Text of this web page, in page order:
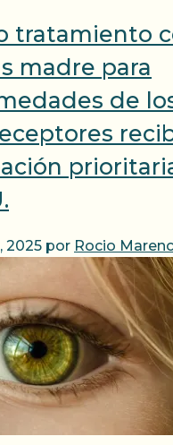
tratamiento
madre para
de
2025 por Rocio